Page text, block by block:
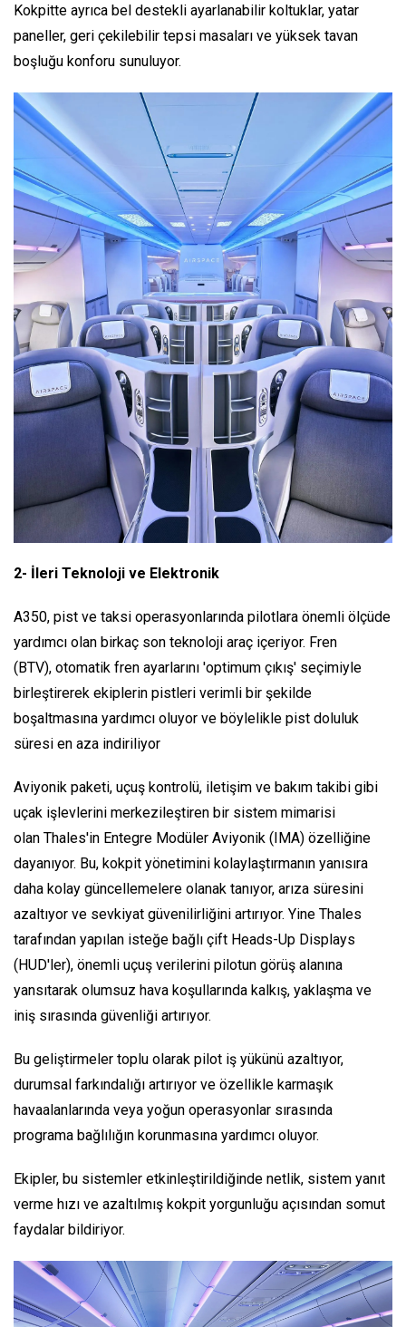
Kokpitte ayrıca bel destekli ayarlanabilir koltuklar, yatar
paneller, geri çekilebilir tepsi masaları ve yüksek tavan
boşluğu konforu sunuluyor.
2- İleri Teknoloji ve Elektronik
A350, pist ve taksi operasyonlarında pilotlara önemli ölçüde
yardımcı olan birkaç son teknoloji araç içeriyor. Fren
(BTV), otomatik fren ayarlarını 'optimum çıkış' seçimiyle
birleştirerek ekiplerin pistleri verimli bir şekilde
boşaltmasına yardımcı oluyor ve böylelikle pist doluluk
süresi en aza indiriliyor
Aviyonik paketi, uçuş kontrolü, iletişim ve bakım takibi gibi
uçak işlevlerini merkezileştiren bir sistem mimarisi
olan Thales'in Entegre Modüler Aviyonik (IMA) özelliğine
dayanıyor. Bu, kokpit yönetimini kolaylaştırmanın yanısıra
daha kolay güncellemelere olanak tanıyor, arıza süresini
azaltıyor ve sevkiyat güvenilirliğini artırıyor. Yine Thales
tarafından yapılan isteğe bağlı çift Heads-Up Displays
(HUD'ler), önemli uçuş verilerini pilotun görüş alanına
yansıtarak olumsuz hava koşullarında kalkış, yaklaşma ve
iniş sırasında güvenliği artırıyor.
Bu geliştirmeler toplu olarak pilot iş yükünü azaltıyor,
durumsal farkındalığı artırıyor ve özellikle karmaşık
havaalanlarında veya yoğun operasyonlar sırasında
programa bağlılığın korunmasına yardımcı oluyor.
Ekipler, bu sistemler etkinleştirildiğinde netlik, sistem yanıt
verme hızı ve azaltılmış kokpit yorgunluğu açısından somut
faydalar bildiriyor.